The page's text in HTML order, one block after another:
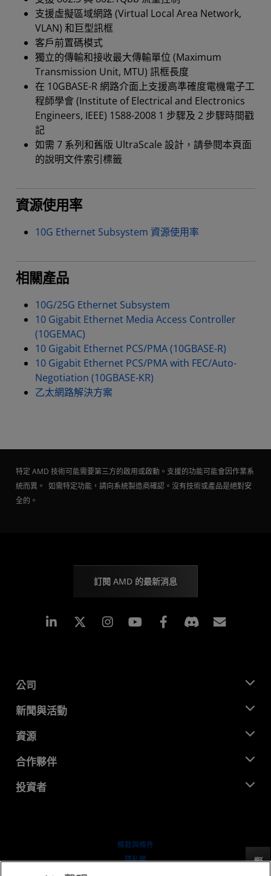
支援虛擬區域網路 (Virtual Local Area Network,
VLAN) 和巨型訊框
客戶前置碼模式
獨立的傳輸和接收最大傳輸單位 (Maximum
Transmission Unit, MTU) 訊框長度
在 10GBASE-R 網路介面上支援高準確度電機電子工
程師學會 (Institute of Electrical and Electronics
Engineers, IEEE) 1588-2008 1 步驟及 2 步驟時間戳
記
如需 7 系列和舊版 UltraScale 設計，請參閱本頁面
的說明文件索引標籤
資源使用率
10G Ethernet Subsystem 資源使用率
相關產品
10G/25G Ethernet Subsystem
10 Gigabit Ethernet Media Access Controller
(10GEMAC)
10 Gigabit Ethernet PCS/PMA (10GBASE-R)
10 Gigabit Ethernet PCS/PMA with FEC/Auto-
Negotiation (10GBASE-KR)
乙太網路解決方案
特定 AMD 技術可能需要第三方的啟用或啟動。支援的功能可能會因作業系
統而異。 如需特定功能，請向系統製造商確認。沒有技術或產品是絕對安
全的。
訂閱 AMD 的最新消息
Linkedin Instagram Facebook
公司
關於 AMD
企業責任
招聘
聯絡我們
新聞與活動
新聞室
媒體庫
資源
開發者中心
案例研究
合作夥伴
AMD 合作夥伴中心
投資者
行情走勢
條款與條件
隱私權
反馈